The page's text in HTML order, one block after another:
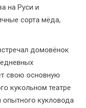
на Руси и
сорта мёда,
домовёнок
свою основную
кукольном театре
кукловода